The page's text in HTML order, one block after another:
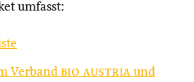
umfasst:
Verband bio austria und